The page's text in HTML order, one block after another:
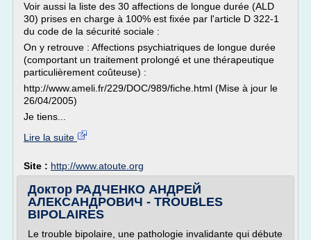
Voir aussi la liste des 30 affections de longue durée (ALD
30) prises en charge à 100% est fixée par l'article D 322-1
du code de la sécurité sociale :
On y retrouve : Affections psychiatriques de longue durée
(comportant un traitement prolongé et une thérapeutique
particulièrement coûteuse) :
http://www.ameli.fr/229/DOC/989/fiche.html (Mise à jour le
26/04/2005)
Je tiens...
Lire la suite
Site : http://www.atoute.org
Доктор РАДЧЕНКО АНДРЕЙ
АЛЕКСАНДРОВИЧ - TROUBLES
BIPOLAIRES
Le trouble bipolaire, une pathologie invalidante qui débute